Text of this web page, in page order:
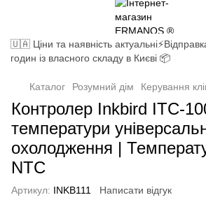
🇺🇦 Ціни та наявність
годин із власного складу в Києві 📦
Каталог Розумний дім Керування
Контролер Inkbird ITC-
температури
охолодження |
NTC
Артикул: INKB111 Написати відгук